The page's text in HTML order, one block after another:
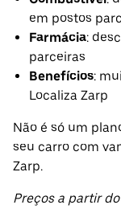
em postos
Farmácia:
parceiras
Benefícios:
Localiza Zarp
Não é só um
seu carro com
Zarp.
Preços a partir